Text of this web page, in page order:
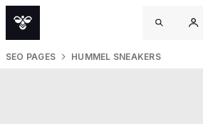
SEO PAGES HUMMEL SNEAKERS